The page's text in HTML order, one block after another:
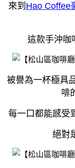
來到 Hao Coffee
這款手沖咖
被譽為一杯極具
啡
每一口都能感受
絕對